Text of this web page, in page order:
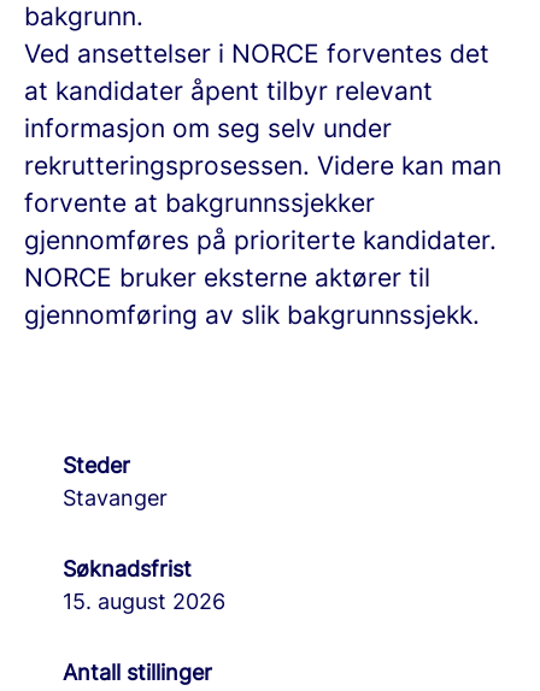
bakgrunn.
Ved ansettelser i NORCE forventes det
at kandidater åpent tilbyr relevant
informasjon om seg selv under
rekrutteringsprosessen. Videre kan man
forvente at bakgrunnssjekker
gjennomføres på prioriterte kandidater.
NORCE bruker eksterne aktører til
gjennomføring av slik bakgrunnssjekk.
Steder
Stavanger
Søknadsfrist
15. august 2026
Antall stillinger